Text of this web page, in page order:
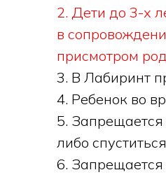
2. Дети до 3-х
в
присмотром
3. В Лабиринт
4. Ребенок во
5. Запрещается
либо
6. Запрещается